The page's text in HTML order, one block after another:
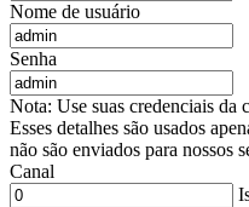
Nome de usuário
Senha
Nota: Use suas credenciais da
Esses detalhes são usados
não são enviados para nossos
Canal